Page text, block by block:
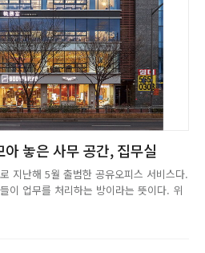
놓은 사무 공간, 집무실
지난해 5월 출범한 공유오피스 서비스다.
이 업무를 처리하는 방이라는 뜻이다. 위
이 추구하는 공간에서는 누구도 고귀한